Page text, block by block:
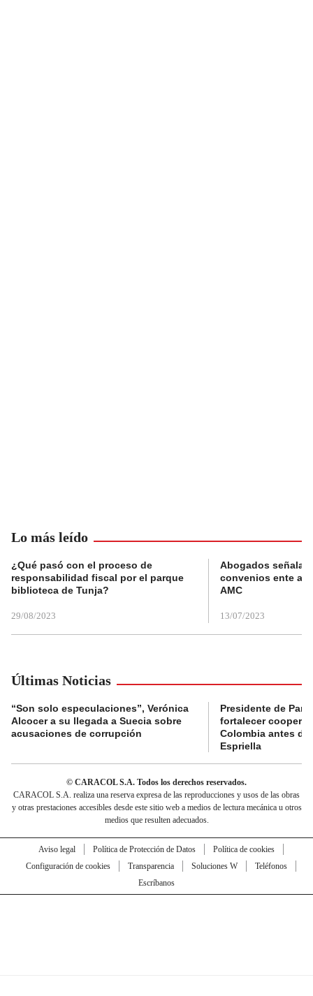
Lo más leído
¿Qué pasó con el proceso de
responsabilidad fiscal por el parque
biblioteca de Tunja?
29/08/2023
Abogados
convenios ente
AMC
13/07/2023
Últimas Noticias
“Son solo especulaciones”, Verónica
Alcocer a su llegada a Suecia sobre
acusaciones de corrupción
Presidente de
fortalecer
Colombia antes de
Espriella
© CARACOL S.A. Todos los derechos reservados.
CARACOL S.A. realiza una reserva expresa de las reproducciones y usos de las obras
y otras prestaciones accesibles desde este sitio web a medios de lectura mecánica u otros
medios que resulten adecuados.
Aviso legal Política de Protección de Datos
Política de cookies
Configuración de cookies
Transparencia Soluciones W
Teléfonos
Escríbanos